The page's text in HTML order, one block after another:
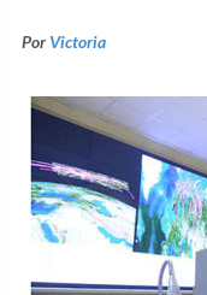
PorVictoria